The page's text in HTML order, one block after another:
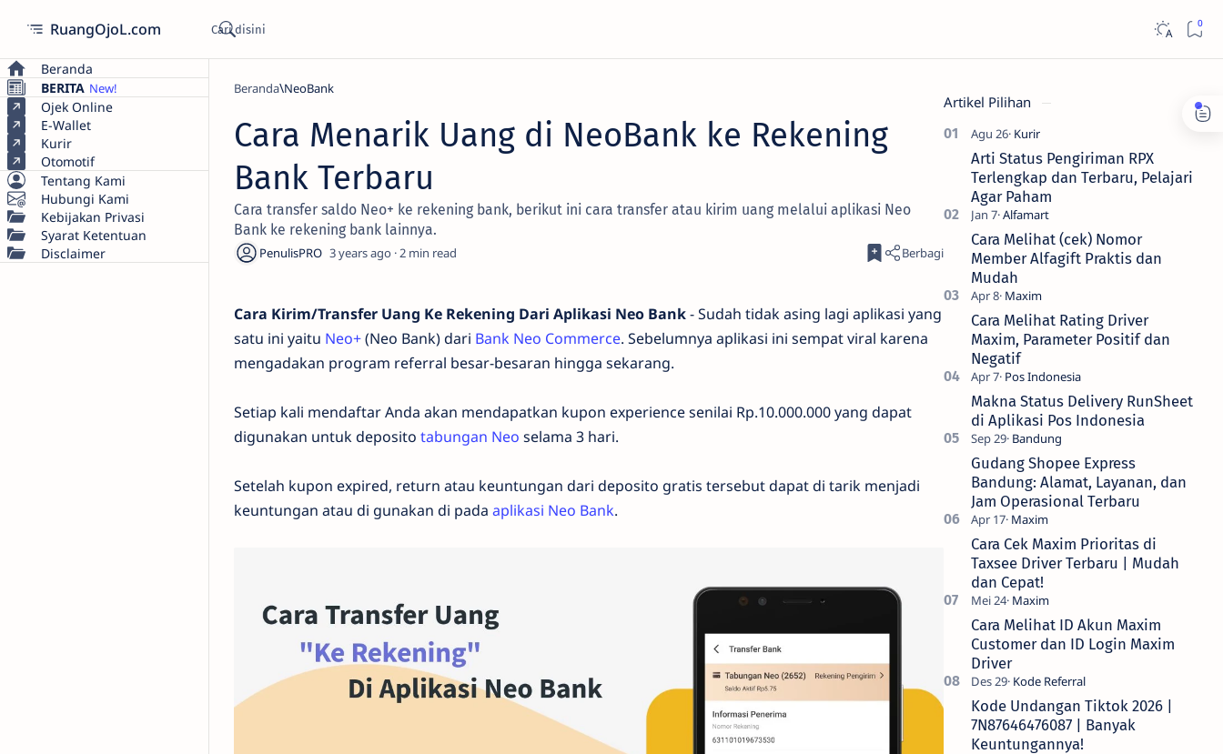
RuangOjoL.com
Beranda
BERITA
Ojek Online
E-Wallet
Kurir
Otomotif
Tentang Kami
Hubungi Kami
Kebijakan Privasi
Syarat Ketentuan
Disclaimer
Beranda NeoBank
Cara Menarik Uang di NeoBank ke Rekening
Bank Terbaru
Cara transfer saldo Neo+ ke rekening bank, berikut ini cara transfer atau kirim uang melalui aplikasi Neo
Bank ke rekening bank lainnya.
3 years ago 2
Cara Kirim/Transfer Uang Ke Rekening Dari Aplikasi Neo Bank- Sudah tidak asing lagi aplikasi yang
satu ini yaitu Neo+(Neo Bank) dari Bank Neo Commerce. Sebelumnya aplikasi ini sempat viral karena
mengadakan program referral besar-besaran hingga sekarang.
Setiap kali mendaftar Anda akan mendapatkan kupon experience senilai Rp.10.000.000 yang dapat
digunakan untuk deposito tabungan Neo selama 3 hari.
Setelah kupon expired, return atau keuntungan dari deposito gratis tersebut dapat di tarik menjadi
keuntungan atau di gunakan di pada aplikasi Neo Bank.
Artikel Pilihan
Arti Status Pengiriman RPX
Terlengkap dan Terbaru, Pelajari
Agar Paham
Cara Melihat (cek) Nomor
Member Alfagift Praktis dan
Mudah
Cara Melihat Rating Driver
Maxim, Parameter Positif dan
Negatif
Makna Status Delivery RunSheet
di Aplikasi Pos Indonesia
Gudang Shopee Express
Bandung: Alamat, Layanan, dan
Jam Operasional Terbaru
Cara Cek Maxim Prioritas di
Taxsee Driver Terbaru | Mudah
dan Cepat!
Cara Melihat ID Akun Maxim
Customer dan ID Login Maxim
Driver
Kode Undangan Tiktok 2026 |
7N87646476087 | Banyak
Keuntungannya!